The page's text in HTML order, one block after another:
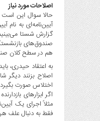
اصلاحات مورد نیاز
حالا سوال این است
آیین‌نامه‌ای به نام
گزارش شستا
صندوق‌های
هم در سطح کلان
به اعتقاد حیدری،
اختلاس صورت
اگر ابزارهای
مثلاً اجرای یک
فقط به دنبال علف